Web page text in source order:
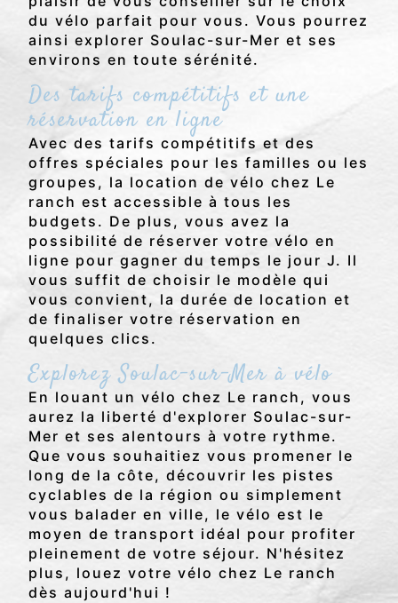
du vélo parfait pour vous. Vous pourrez
ainsi explorer Soulac-sur-Mer et ses
environs en toute sérénité.
Des tarifs compétitifs et une
réservation en ligne
Avec des tarifs compétitifs et des
offres spéciales pour les familles ou les
groupes, la location de vélo chez Le
ranch est accessible à tous les
budgets. De plus, vous avez la
possibilité de réserver votre vélo en
ligne pour gagner du temps le jour J. Il
vous suffit de choisir le modèle qui
vous convient, la durée de location et
de finaliser votre réservation en
quelques clics.
Explorez Soulac-sur-Mer à vélo
En louant un vélo chez Le ranch, vous
aurez la liberté d'explorer Soulac-sur-
Mer et ses alentours à votre rythme.
Que vous souhaitiez vous promener le
long de la côte, découvrir les pistes
cyclables de la région ou simplement
vous balader en ville, le vélo est le
moyen de transport idéal pour profiter
pleinement de votre séjour. N'hésitez
plus, louez votre vélo chez Le ranch
dès aujourd'hui !